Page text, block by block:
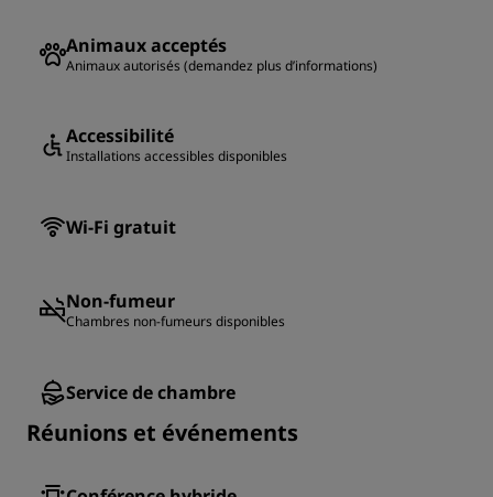
Animaux acceptés
Animaux autorisés (demandez plus d’informations)
Accessibilité
Installations accessibles disponibles
Wi-Fi gratuit
Non-fumeur
Chambres non-fumeurs disponibles
Service de chambre
Réunions et événements